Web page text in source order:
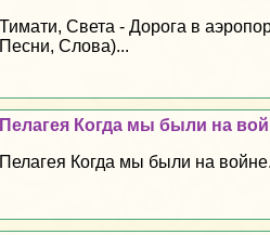
Тимати, Света - Дорога в
Песни, Слова)...
Пелагея Когда мы были на
Пелагея Когда мы были на